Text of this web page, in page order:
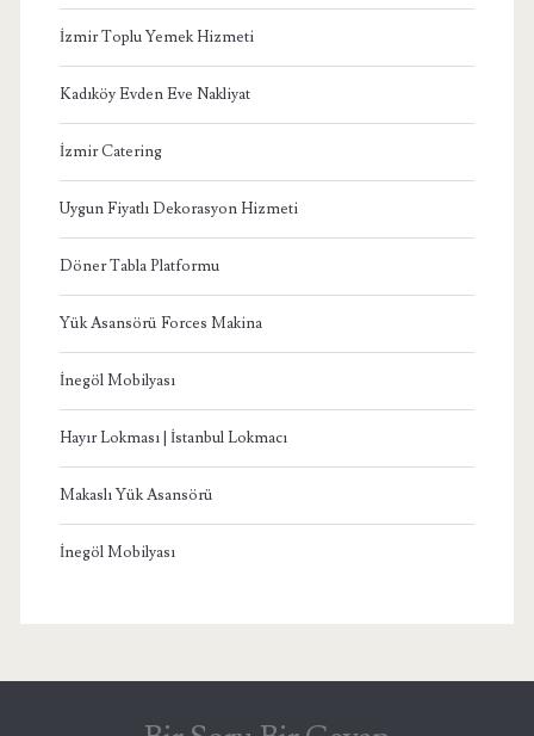
İzmir Toplu Yemek Hizmeti
Kadıköy Evden Eve Nakliyat
İzmir Catering
Uygun Fiyatlı Dekorasyon Hizmeti
Döner Tabla Platformu
Yük Asansörü Forces Makina
İnegöl Mobilyası
Hayır Lokması | İstanbul Lokmacı
Makaslı Yük Asansörü
İnegöl Mobilyası